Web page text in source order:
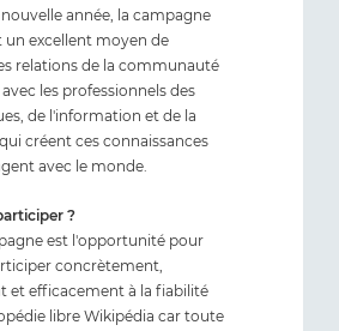
année, la campagne
un excellent moyen de
relations de la communauté
les professionnels des
de l'information et de la
créent ces connaissances
avec le monde.
?
est l'opportunité pour
concrètement,
et efficacement à la fiabilité
libre Wikipédia car toute